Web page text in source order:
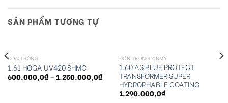
SẢN PHẨM TƯƠNG TỰ
ĐƠN TRÒNG
1.61 HOGA UV420 SHMC
600.000,0₫– 1.250.000,0₫
ĐƠN TRÒNG ZINMY
1.60 AS BLUE PROTECT
TRANSFORMER SUPER
HYDROPHABLE COATING
1.290.000,0₫